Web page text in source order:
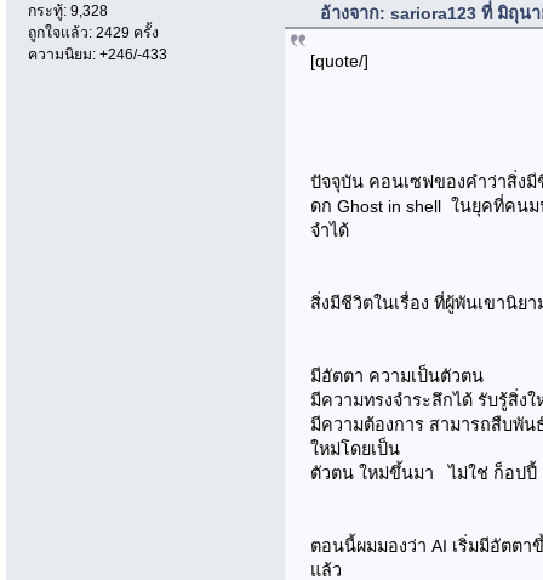
กระทู้: 9,328
ถูกใจแล้ว: 2429 ครั้ง
ความนิยม: +246/-433
อ้างจาก: sariora123 ที่ มิถุน
[quote/]
ปัจจุบัน คอนเซฟของคำว่าสิ่ง
ดก Ghost in shell ในยุคที่คนม
จำได้
สิ่งมีชีวิตในเรื่อง ที่ผู้พันเขานิย
มีอัตตา ความเป็นตัวตน
มีความทรงจำระลึกได้ รับรู้สิ่ง
มีความต้องการ สามารถสืบพั
ใหม่โดยเป็น
ตัวตน ใหม่ขึ้นมา ไม่ใช่ ก็อปปี้
ตอนนี้ผมมองว่า AI เริ่มมีอัตตา
แล้ว